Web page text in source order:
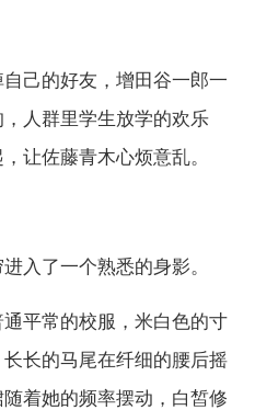
己的好友，增田谷一郎一
人群里学生放学的欢乐
让佐藤青木心烦意乱。
入了一个熟悉的身影。
平常的校服，米白色的寸
长的马尾在纤细的腰后摇
着她的频率摆动，白皙修